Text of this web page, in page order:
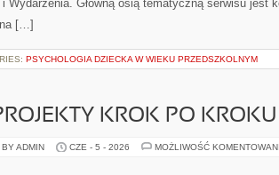
Wydarzenia. Główną osią tematyczną serwisu jest
[…]
PSYCHOLOGIA DZIECKA W WIEKU PRZEDSZKOLNYM
KROK PO KROKU
ADMIN CZE - 5 - 2026 MOŻLIWOŚĆ